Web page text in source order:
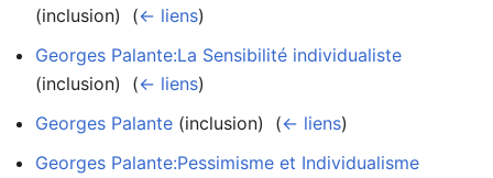
(inclusion) ‎ (← liens)
Georges Palante:La Sensibilité individualiste
(inclusion) ‎ (← liens)
Georges Palante (inclusion) ‎ (← liens)
Georges Palante:Pessimisme et Individualisme